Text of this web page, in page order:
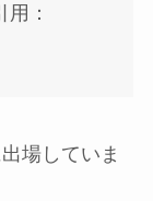
：
場していま